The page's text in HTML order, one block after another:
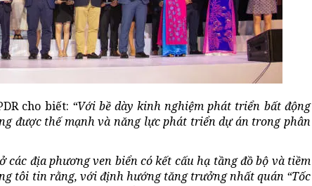
cho biết: “Với bề dày kinh nghiệm phát triển bất động
được thế mạnh và năng lực phát triển dự án trong phân
các địa phương ven biển có kết cấu hạ tầng đồ bộ và tiềm
tôi tin rằng, với định hướng tăng trưởng nhất quán “Tốc